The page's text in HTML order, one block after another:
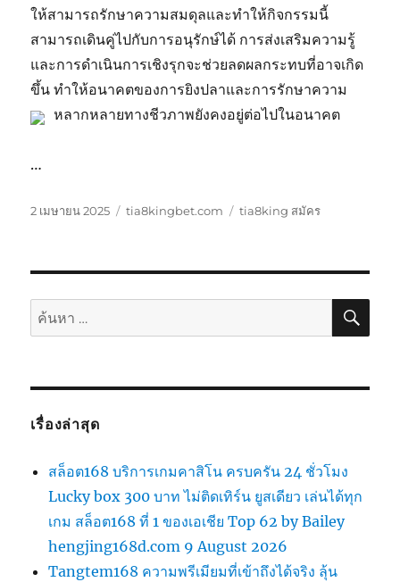
ให้สามารถรักษาความสมดุลและทำให้กิจกรรมนี้
สามารถเดินคู่ไปกับการอนุรักษ์ได้ การส่งเสริมความรู้
และการดำเนินการเชิงรุกจะช่วยลดผลกระทบที่อาจเกิด
ขึ้น ทำให้อนาคตของการยิงปลาและการรักษาความ
หลากหลายทางชีวภาพยังคงอยู่ต่อไปในอนาคต
…
เขียน
2 เมษายน 2025
หมวด
tia8kingbet.com
ป้าย
tia8king สมัคร
ค้นหา: ค้น
เรื่องล่าสุด
สล็อต168 บริการเกมคาสิโน ครบครัน 24 ชั่วโมง
Lucky box 300 บาท ไม่ติดเทิร์น ยูสเดียว เล่นได้ทุก
เกม สล็อต168 ที่ 1 ของเอเชีย Top 62 by Bailey
hengjing168d.com 9 August 2026
Tangtem168 ความพรีเมียมที่เข้าถึงได้จริง ลุ้น